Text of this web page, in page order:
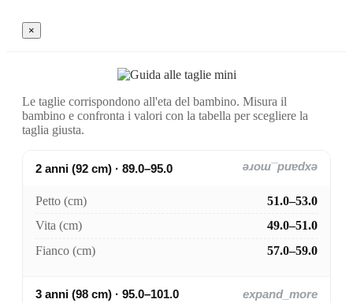
×
Le taglie corrispondono all'eta del bambino. Misura il
bambino e confronta i valori con la tabella per scegliere la
taglia giusta.
2 anni (92 cm) · 89.0–95.0 expand_more
Petto (cm)
51.0–53.0
Vita (cm)
49.0–51.0
Fianco (cm)
57.0–59.0
3 anni (98 cm) · 95.0–101.0 expand_more